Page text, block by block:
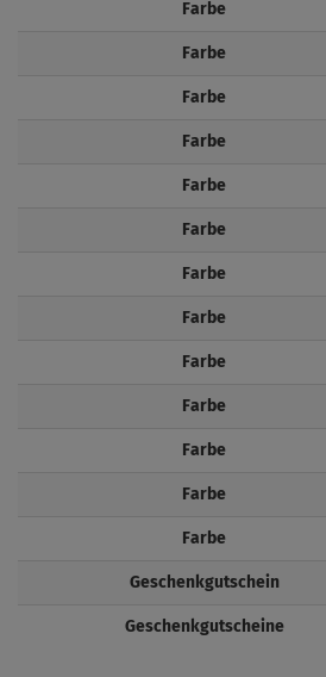
Farbe
Farbe
Farbe
Farbe
Farbe
Farbe
Farbe
Farbe
Farbe
Farbe
Farbe
Farbe
Farbe
Geschenkgutschein
Geschenkgutscheine